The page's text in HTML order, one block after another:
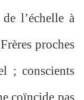
l’échelle à
proches
; conscients